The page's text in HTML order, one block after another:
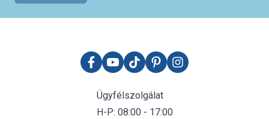
Ügyfélszolgálat
H-P: 08:00 - 17:00